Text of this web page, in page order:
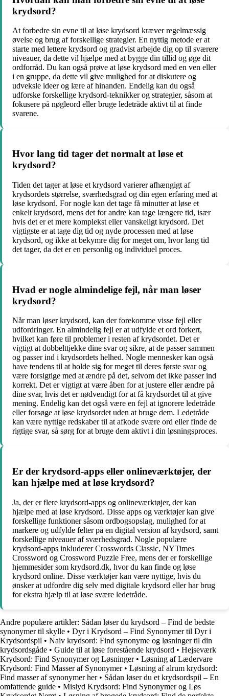
krydsord?
At forbedre sin evne til at løse krydsord kræver regelmæssig
øvelse og brug af forskellige strategier. En nyttig metode er at
starte med lettere krydsord og gradvist arbejde dig op til sværere
niveauer, da dette vil hjælpe med at bygge din tillid og øge dit
ordforråd. Du kan også prøve at løse krydsord med en ven eller
i en gruppe, da dette vil give mulighed for at diskutere og
udveksle ideer og lære af hinanden. Endelig kan du også
udforske forskellige krydsord-teknikker og strategier, såsom at
fokusere på nøgleord eller bruge ledetråde aktivt til at finde
svarene.
Hvor lang tid tager det normalt at løse et
krydsord?
Tiden det tager at løse et krydsord varierer afhængigt af
krydsordets størrelse, sværhedsgrad og din egen erfaring med at
løse krydsord. For nogle kan det tage få minutter at løse et
enkelt krydsord, mens det for andre kan tage længere tid, især
hvis det er et mere komplekst eller vanskeligt krydsord. Det
vigtigste er at tage dig tid og nyde processen med at løse
krydsord, og ikke at bekymre dig for meget om, hvor lang tid
det tager, da det er en personlig og individuel proces.
Hvad er nogle almindelige fejl, når man løser
krydsord?
Når man løser krydsord, kan der forekomme visse fejl eller
udfordringer. En almindelig fejl er at udfylde et ord forkert,
hvilket kan føre til problemer i resten af krydsordet. Det er
vigtigt at dobbelttjekke dine svar og sikre, at de passer sammen
og passer ind i krydsordets helhed. Nogle mennesker kan også
have tendens til at holde sig for meget til deres første svar og
være forsigtige med at ændre på det, selvom det ikke passer ind
korrekt. Det er vigtigt at være åben for at justere eller ændre på
dine svar, hvis det er nødvendigt for at få krydsordet til at give
mening. Endelig kan det også være en fejl at ignorere ledetråde
eller forsøge at løse krydsordet uden at bruge dem. Ledetråde
kan være nyttige redskaber til at afkode svære ord eller finde de
rigtige svar, så sørg for at bruge dem aktivt i din løsningsproces.
Er der krydsord-apps eller onlineværktøjer, der
kan hjælpe med at løse krydsord?
Ja, der er flere krydsord-apps og onlineværktøjer, der kan
hjælpe med at løse krydsord. Disse apps og værktøjer kan give
forskellige funktioner såsom ordbogsopslag, mulighed for at
markere og udfylde felter på en digital version af krydsord, samt
forskellige niveauer af sværhedsgrad. Nogle populære
krydsord-apps inkluderer Crosswords Classic, NYTimes
Crossword og Crossword Puzzle Free, mens der er forskellige
hjemmesider som krydsord.dk, hvor du kan finde og løse
krydsord online. Disse værktøjer kan være nyttige, hvis du
ønsker at udfordre dig selv med digitale krydsord eller har brug
for ekstra hjælp til at løse svære ledetråde.
Andre populære artikler: Sådan løser du krydsord – Find de bedste
synonymer til skylle • Dyr i Krydsord – Find Synonymer til Dyr i
Krydsordspil • Naiv krydsord: Find synonyme og løsninger til din
krydsordsgåde • Guide til at løse forestående krydsord • Hejseværk
Krydsord: Find Synonymer og Løsninger• Løsning af Lædervare
Krydsord: Find Masser af Synonymer• Løsning af alrum krydsord:
Find masser af synonymer her• Sådan løser du et krydsordspil – En
omfattende guide • Mislyd Krydsord: Find Synonymer og Løs